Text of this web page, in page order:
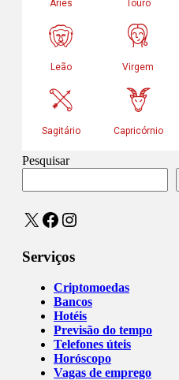
Pesquisar
X Facebook
Instagram
Serviços
Criptomoedas
Bancos
Hotéis
Previsão do tempo
Telefones úteis
Horóscopo
Vagas de emprego